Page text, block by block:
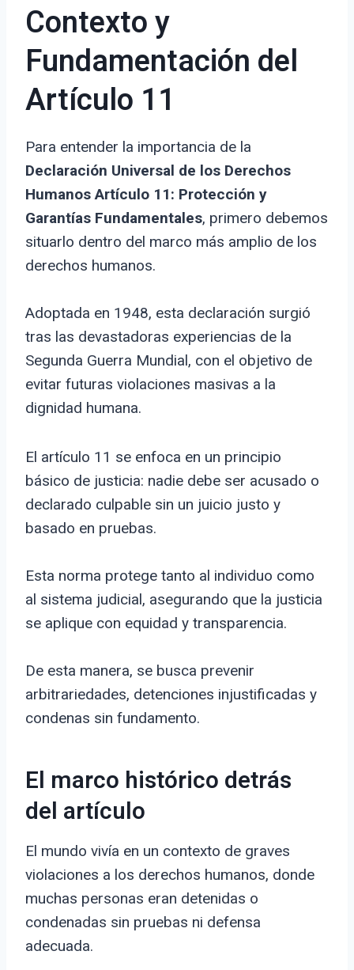
Contexto y
Fundamentación del
Artículo 11
Para entender la importancia de la
Declaración Universal de los Derechos
Humanos Artículo 11: Protección y
Garantías Fundamentales, primero debemos
situarlo dentro del marco más amplio de los
derechos humanos.
Adoptada en 1948, esta declaración surgió
tras las devastadoras experiencias de la
Segunda Guerra Mundial, con el objetivo de
evitar futuras violaciones masivas a la
dignidad humana.
El artículo 11 se enfoca en un principio
básico de justicia: nadie debe ser acusado o
declarado culpable sin un juicio justo y
basado en pruebas.
Esta norma protege tanto al individuo como
al sistema judicial, asegurando que la justicia
se aplique con equidad y transparencia.
De esta manera, se busca prevenir
arbitrariedades, detenciones injustificadas y
condenas sin fundamento.
El marco histórico detrás
del artículo
El mundo vivía en un contexto de graves
violaciones a los derechos humanos, donde
muchas personas eran detenidas o
condenadas sin pruebas ni defensa
adecuada.